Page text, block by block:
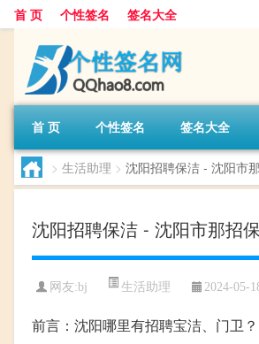
首 页 个性签名 签名大全
首 页 个性签名 签名大全
> 生活助理 > 沈阳招聘保洁 - 沈阳市
沈阳招聘保洁 - 沈阳市那招
网友:bj 生活助理 2024-05-
前言：沈阳哪里有招聘宝洁、门卫